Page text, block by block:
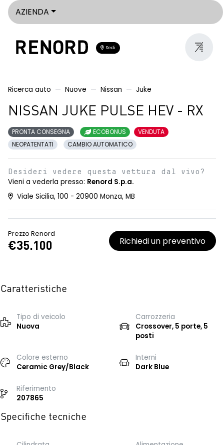
AZIENDA
Sedi
Ricerca auto Nuove Nissan Juke
NISSAN JUKE PULSE HEV - RX
PRONTA CONSEGNA ECOBONUS
VENDUTA
NEOPATENTATI
CAMBIO AUTOMATICO
Desideri vedere questa vettura dal vivo?
Vieni a vederla presso: Renord S.p.a.
Viale Sicilia, 100 - 20900 Monza, MB
Prezzo Renord
€35.100 Richiedi un preventivo
Caratteristiche
Tipo di veicolo
Nuova
Carrozzeria
Crossover, 5 porte, 5
posti
Colore esterno
Ceramic Grey/Black
Interni
Dark Blue
Riferimento
207865
Specifiche tecniche